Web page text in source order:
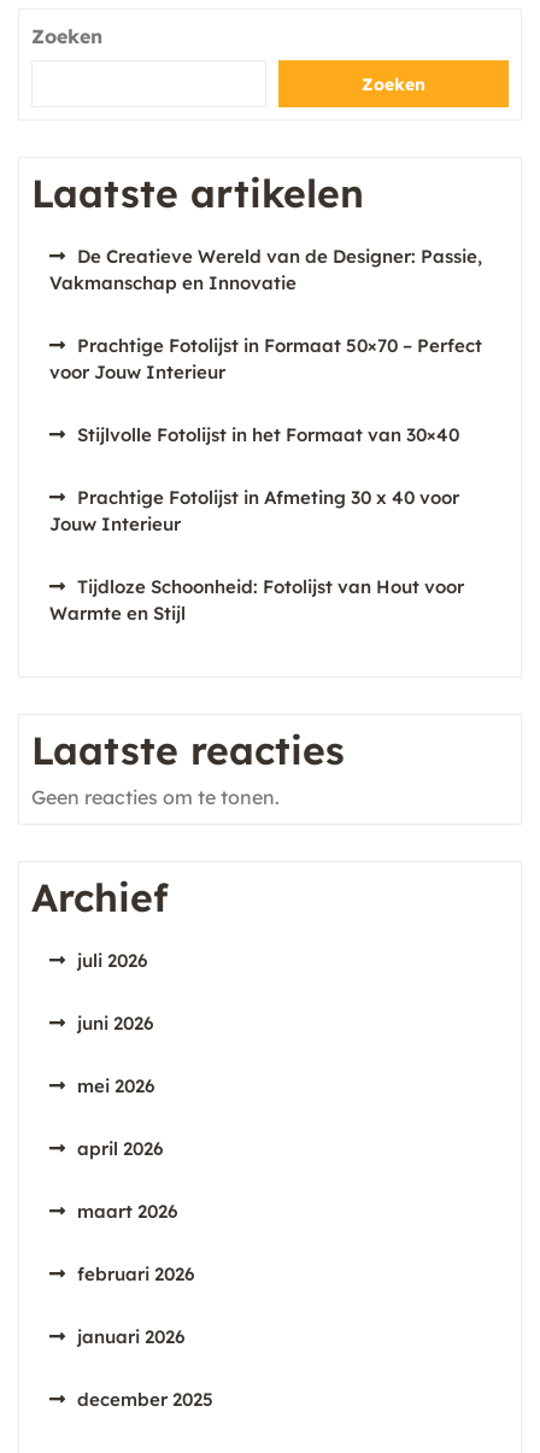
Zoeken
Zoeken
Laatste artikelen
De Creatieve Wereld van de Designer: Passie,
Vakmanschap en Innovatie
Prachtige Fotolijst in Formaat 50×70 – Perfect
voor Jouw Interieur
Stijlvolle Fotolijst in het Formaat van 30×40
Prachtige Fotolijst in Afmeting 30 x 40 voor
Jouw Interieur
Tijdloze Schoonheid: Fotolijst van Hout voor
Warmte en Stijl
Laatste reacties
Geen reacties om te tonen.
Archief
juli 2026
juni 2026
mei 2026
april 2026
maart 2026
februari 2026
januari 2026
december 2025